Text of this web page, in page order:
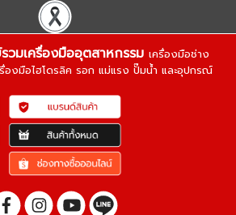
มเครื่องมืออุตสาหกรรม เครื่องมือช่าง
องมือไฮโดรลิค รอก แม่แรง ปั๊มน้ำ และอุปกรณ์